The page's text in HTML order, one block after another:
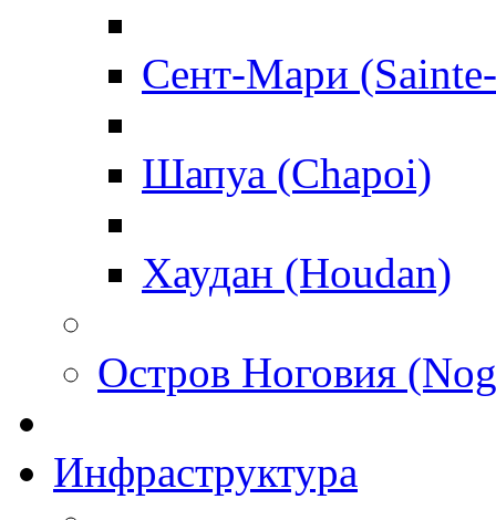
Сент-Мари
Шапуа (Chapoi)
Хаудан (Houdan)
Остров Ноговия
Инфраструктура